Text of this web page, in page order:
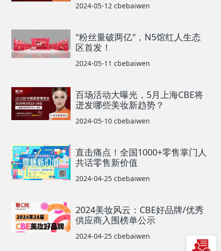
2024-05-12 cbebaiwen
"粉丝量破两亿"，N5馆红人生态
区首发！
2024-05-11 cbebaiwen
百场活动大曝光，5月上海CBE将
迸发哪些美妆新趋势？
2024-05-10 cbebaiwen
直击痛点！全国1000+零售掌门人
共话零售新价值
2024-04-25 cbebaiwen
2024美妆风云：CBE好品牌/优秀
供应商入围榜单公示
2024-04-25 cbebaiwen